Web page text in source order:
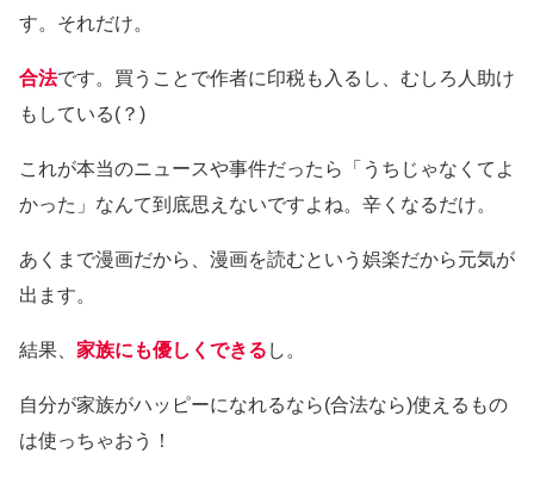
す。それだけ。
合法です。買うことで作者に印税も入るし、むしろ人助け
もしている(？)
これが本当のニュースや事件だったら「うちじゃなくてよ
かった」なんて到底思えないですよね。辛くなるだけ。
あくまで漫画だから、漫画を読むという娯楽だから元気が
出ます。
結果、 家族にも優しくできる し。
自分が家族がハッピーになれるなら(合法なら)使えるもの
は使っちゃおう！